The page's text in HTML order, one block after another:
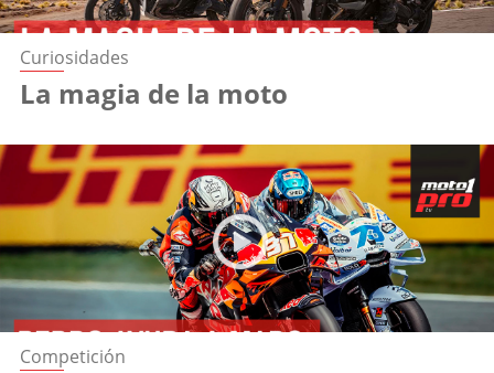
Curiosidades
La magia de la moto
Competición